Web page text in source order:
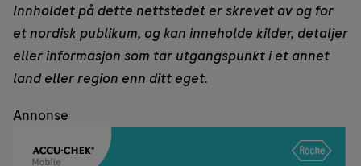
Innholdet på dette nettstedet er skrevet av og for
et nordisk publikum, og kan inneholde kilder, detaljer
eller informasjon som tar utgangspunkt i et annet
land eller region enn ditt eget.
Annonse